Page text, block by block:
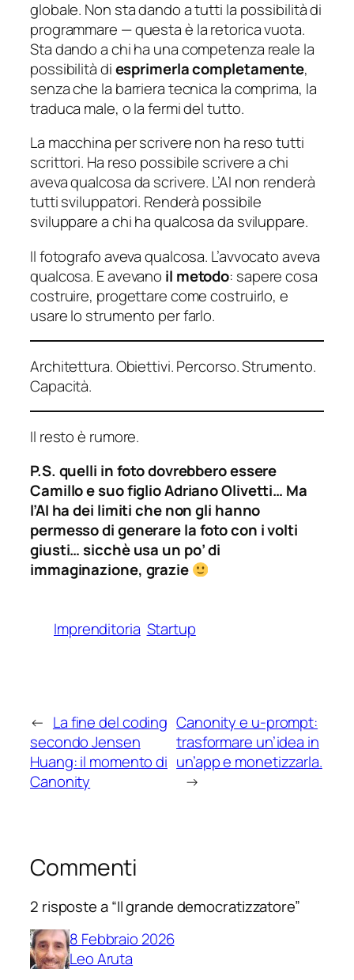
globale. Non sta dando a tutti la possibilità di
programmare — questa è la retorica vuota.
Sta dando a chi ha una competenza reale la
possibilità diesprimerla completamente,
senza che la barriera tecnica la comprima, la
traduca male, o la fermi del tutto.
La macchina per scrivere non ha reso tutti
scrittori. Ha reso possibile scrivere a chi
aveva qualcosa da scrivere. L’AI non renderà
tutti sviluppatori. Renderà possibile
sviluppare a chi ha qualcosa da sviluppare.
Il fotografo aveva qualcosa. L’avvocato aveva
qualcosa. E avevano il metodo: sapere cosa
costruire, progettare come costruirlo, e
usare lo strumento per farlo.
Architettura. Obiettivi. Percorso. Strumento.
Capacità.
Il resto è rumore.
P.S. quelli in foto dovrebbero essere
Camillo e suo figlio Adriano Olivetti… Ma
l’AI ha dei limiti che non gli hanno
permesso di generare la foto con i volti
giusti… sicchè usa un po’ di
immaginazione, grazie
Imprenditoria Startup
← La fine del coding
secondo Jensen
Huang: il momento di
Canonity
Canonity e u-prompt:
trasformare un’idea in
un’app e monetizzarla.
→
Commenti
2 risposte a “Il grande democratizzatore”
8 Febbraio 2026
Leo Aruta